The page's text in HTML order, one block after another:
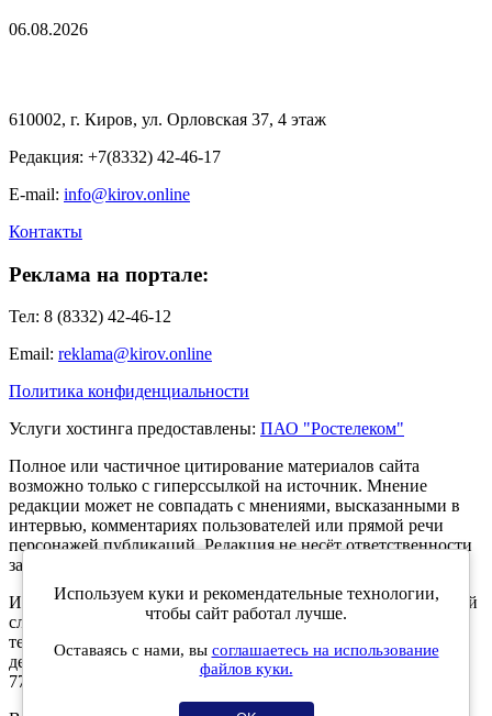
06.08.2026
610002, г. Киров, ул. Орловская 37, 4 этаж
Редакция: +7(8332) 42-46-17
E-mail: info@kirov.online
Контакты
Реклама на портале:
Тел: 8 (8332) 42-46-12
Email: reklama@kirov.online
Политика конфиденциальности
Услуги хостинга предоставлены: ПАО "Ростелеком"
Полное или частичное цитирование материалов сайта
возможно только с гиперссылкой на источник. Мнение
редакции может не совпадать с мнениями, высказанными в
интервью, комментариях пользователей или прямой речи
персонажей публикаций. Редакция не несёт ответственности
за текст комментариев читателей.
Интернет-портал Kirov.online зарегистрирован в Федеральной
службе по надзору в сфере связи, информационных
технологий и массовых коммуникаций (Роскомнадзор) 5
декабря 2019 года. Регистрационный номер ЭЛ № ФС 77 -
77189.
Используем куки и рекомендательные технологии,
чтобы сайт работал лучше.
Оставаясь с нами, вы соглашаетесь на использование
файлов куки.